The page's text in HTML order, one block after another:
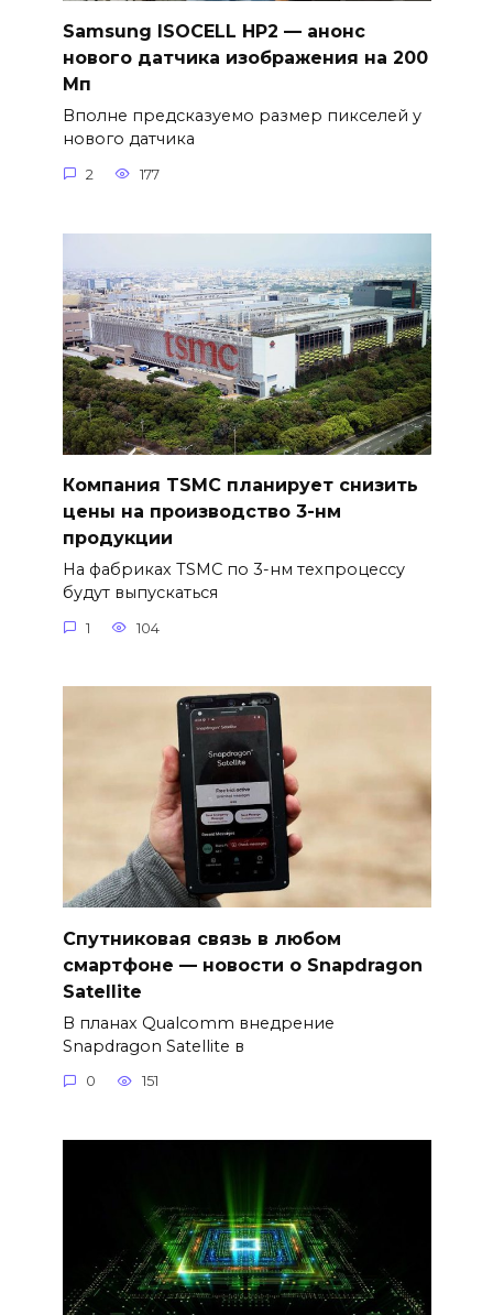
Samsung ISOCELL HP2 — анонс
нового датчика изображения на 200
Мп
Вполне предсказуемо размер пикселей у
нового датчика
2 177
Компания TSMC планирует снизить
цены на производство 3-нм
продукции
На фабриках TSMC по 3-нм техпроцессу
будут выпускаться
1 104
Спутниковая связь в любом
смартфоне — новости о Snapdragon
Satellite
В планах Qualcomm внедрение
Snapdragon Satellite в
0 151